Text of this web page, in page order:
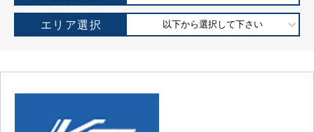
エリア選択 以下から選択して下さい